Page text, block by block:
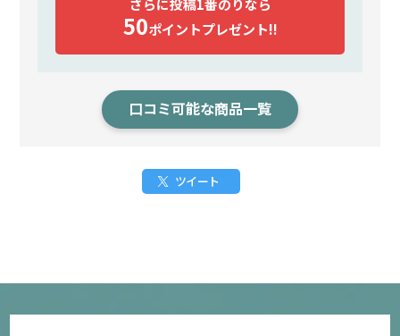
さらに投稿1番のりなら
50ポイントプレゼント!!
口コミ可能な商品一覧
ツイート